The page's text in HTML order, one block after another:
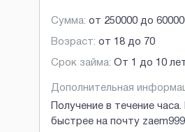
Сумма: от 250000 до
Возраст: от 18 до 70
Срок займа: От 1 до 10
Дополнительная
Получение в течение
быстрее на почту